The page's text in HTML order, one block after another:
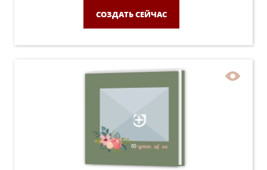
СОЗДАТЬ СЕЙЧАС